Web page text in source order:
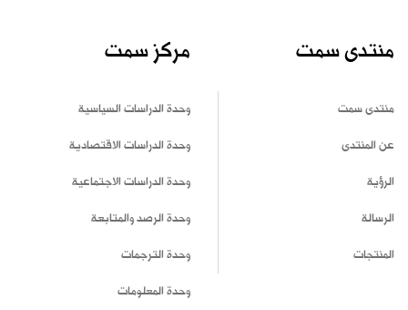
منتدى سمت
منتدى سمت
عن المنتدى
الرؤية
الرسالة
المنتجات
مركز سمت
وحدة الدراسات السياسية
وحدة الدراسات الاقتصادية
وحدة الدراسات الاجتماعية
وحدة الرصد والمتابعة
وحدة الترجمات
وحدة المعلومات